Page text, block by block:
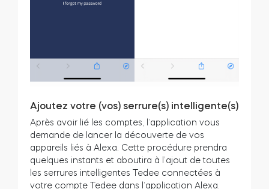
Ajoutez votre (vos) serrure(s) intelligente(s)
Après avoir lié les comptes, l’application vous
demande de lancer la découverte de vos
appareils liés à Alexa. Cette procédure prendra
quelques instants et aboutira à l’ajout de toutes
les serrures intelligentes Tedee connectées à
votre compte Tedee dans l’application Alexa.